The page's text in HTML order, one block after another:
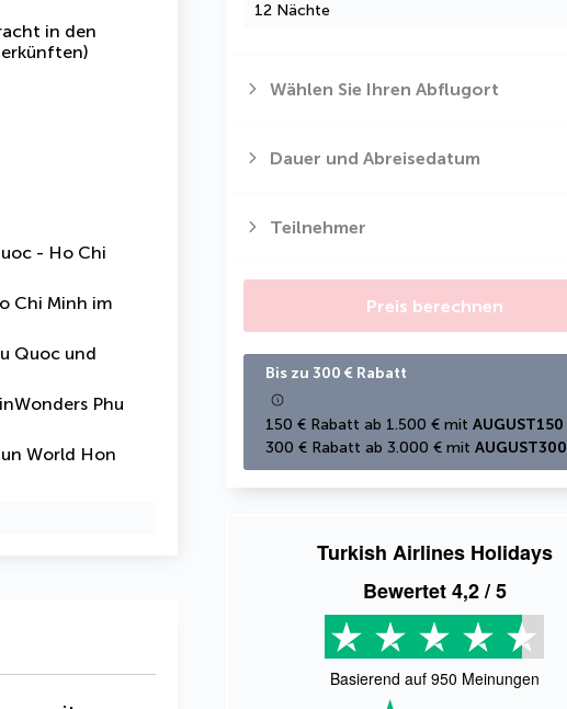
12 Nächte
Wählen Sie Ihren Abflugort
Dauer und Abreisedatum
Teilnehmer
Preis berechnen
Bis zu 300 € Rabatt
150 € Rabatt ab 1.500 € mit AUGUST150
300 € Rabatt ab 3.000 € mit AUGUST300
Turkish Airlines Holidays
Bewertet4,2/ 5
Basierend auf 950 Meinungen
in den
- Ho Chi
Chi Minh im
Quoc und
Phu
World Hon